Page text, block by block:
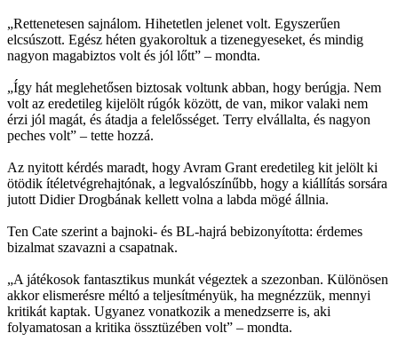
„Rettenetesen sajnálom. Hihetetlen jelenet volt. Egyszerűen
elcsúszott. Egész héten gyakoroltuk a tizenegyeseket, és mindig
nagyon magabiztos volt és jól lőtt” – mondta.
„Így hát meglehetősen biztosak voltunk abban, hogy berúgja. Nem
volt az eredetileg kijelölt rúgók között, de van, mikor valaki nem
érzi jól magát, és átadja a felelősséget. Terry elvállalta, és nagyon
peches volt” – tette hozzá.
Az nyitott kérdés maradt, hogy Avram Grant eredetileg kit jelölt ki
ötödik ítéletvégrehajtónak, a legvalószínűbb, hogy a kiállítás sorsára
jutott Didier Drogbának kellett volna a labda mögé állnia.
Ten Cate szerint a bajnoki- és BL-hajrá bebizonyította: érdemes
bizalmat szavazni a csapatnak.
„A játékosok fantasztikus munkát végeztek a szezonban. Különösen
akkor elismerésre méltó a teljesítményük, ha megnézzük, mennyi
kritikát kaptak. Ugyanez vonatkozik a menedzserre is, aki
folyamatosan a kritika össztüzében volt” – mondta.